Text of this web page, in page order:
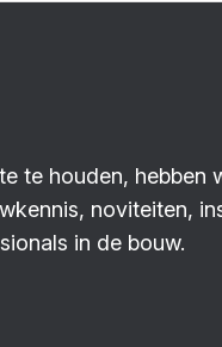
te houden, hebben
noviteiten,
in de bouw.